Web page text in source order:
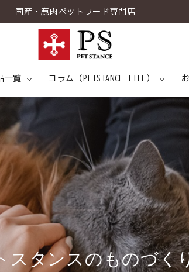
国産・鹿肉ペットフード専門店
て 7つの健康アプローチ こだわ
一覧
ッグスタンス キャットスタンス メ
コラム（PETSTANCE LIFE）
専門家インタビュー
ス タンスのものづく